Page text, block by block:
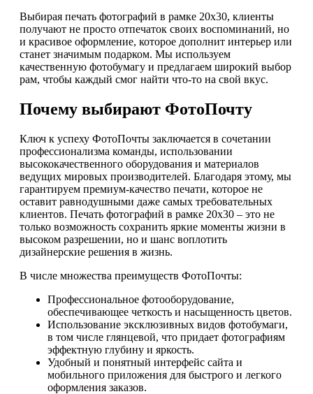
Выбирая печать фотографий в рамке 20х30, клиенты
получают не просто отпечаток своих воспоминаний, но
и красивое оформление, которое дополнит интерьер или
станет значимым подарком. Мы используем
качественную фотобумагу и предлагаем широкий выбор
рам, чтобы каждый смог найти что-то на свой вкус.
Почему выбирают ФотоПочту
Ключ к успеху ФотоПочты заключается в сочетании
профессионализма команды, использовании
высококачественного оборудования и материалов
ведущих мировых производителей. Благодаря этому, мы
гарантируем премиум-качество печати, которое не
оставит равнодушными даже самых требовательных
клиентов. Печать фотографий в рамке 20х30 – это не
только возможность сохранить яркие моменты жизни в
высоком разрешении, но и шанс воплотить
дизайнерские решения в жизнь.
В числе множества преимуществ ФотоПочты:
Профессиональное фотооборудование,
обеспечивающее четкость и насыщенность цветов.
Использование эксклюзивных видов фотобумаги,
в том числе глянцевой, что придает фотографиям
эффектную глубину и яркость.
Удобный и понятный интерфейс сайта и
мобильного приложения для быстрого и легкого
оформления заказов.